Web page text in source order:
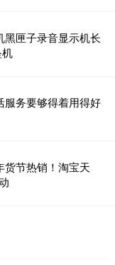
匣子录音显示机长
服务要够得着用得好
货节热销！淘宝天